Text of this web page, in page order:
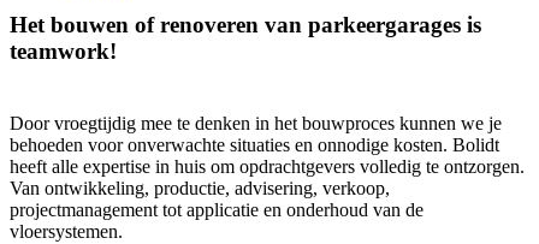
Het bouwen of renoveren van parkeergarages is
teamwork!
Door vroegtijdig mee te denken in het bouwproces kunnen we je
behoeden voor onverwachte situaties en onnodige kosten. Bolidt
heeft alle expertise in huis om opdrachtgevers volledig te ontzorgen.
Van ontwikkeling, productie, advisering, verkoop,
projectmanagement tot applicatie en onderhoud van de
vloersystemen.